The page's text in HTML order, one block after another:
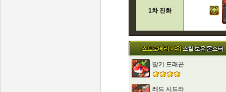
1차 진화
스트로베리 샤워스킬 보유 몬스터
딸기 드래곤
레드 시드라